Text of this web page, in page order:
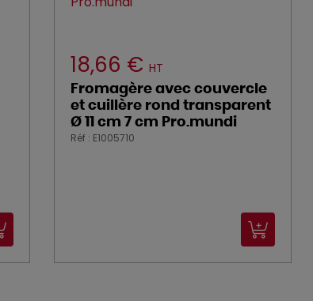
18,66 € HT
Fromagère avec couvercle
et cuillère rond transparent
Ø 11 cm 7 cm Pro.mundi
Réf : E1005710